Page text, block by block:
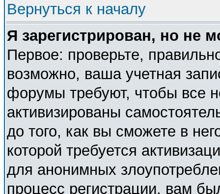
Вернуться к началу
Я зарегистрирован, но не
Первое: проверьте,
возможно, ваша учетная
форумы требуют, чтобы все
активизированы
до того, как вы сможете в
которой требуется
для анонимных
процесс регистрации, вам